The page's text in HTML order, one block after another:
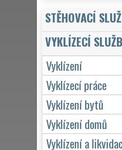
STĚHOVACÍ
VYKLÍZECÍ
Vyklízení
Vyklízecí práce
Vyklízení bytů
Vyklízení domů
Vyklízení a